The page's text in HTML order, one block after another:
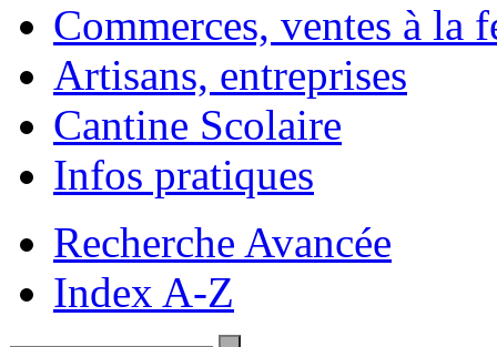
Commerces, ventes à la
Artisans, entreprises
Cantine Scolaire
Infos pratiques
Recherche Avancée
Index A-Z